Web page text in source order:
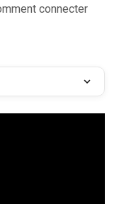
connecter